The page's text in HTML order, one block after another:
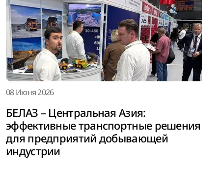
08 Июня 2026
БЕЛАЗ – Центральная Азия:
эффективные транспортные решения
для предприятий добывающей
индустрии